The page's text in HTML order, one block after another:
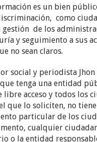
es un bien
como
gestión de los
y seguimiento a sus
no sean claros.
social y periodista
tenga una entidad
libre acceso y todos los
que lo soliciten, no
particular de los
cualquier
o la entidad